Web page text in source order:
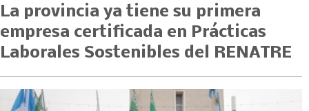
La provincia ya tiene su primera
empresa certificada en Prácticas
Laborales Sostenibles del RENATRE